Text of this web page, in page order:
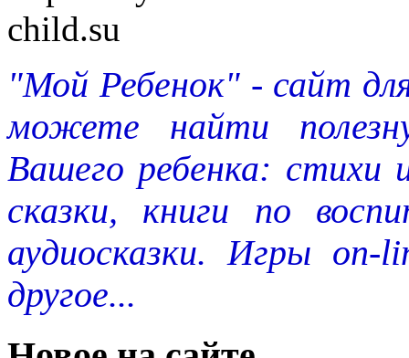
"Мой Ребенок" - сайт
можете найти
Вашего ребенка: стихи
сказки, книги по
аудиосказки. Игры
другое...